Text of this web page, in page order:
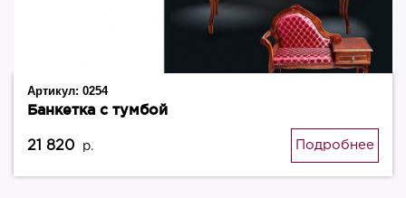
Артикул: 0254
Банкетка с тумбой
21 820 р. Подробнее